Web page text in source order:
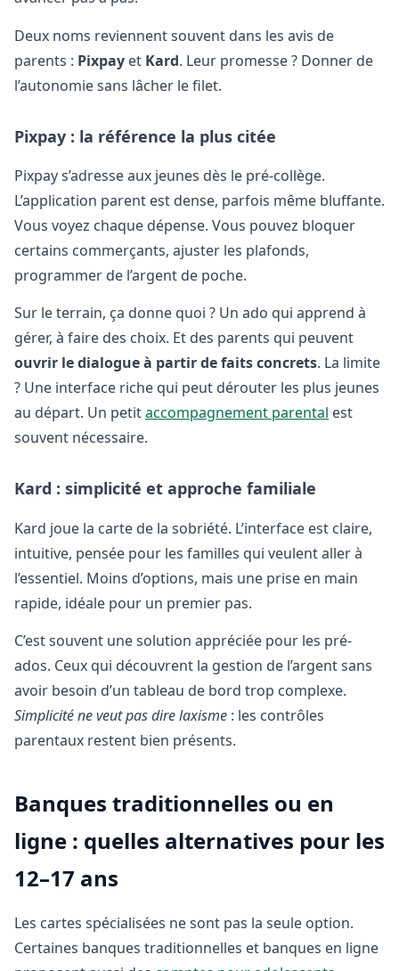
Deux noms reviennent souvent dans les avis de
parents : Pixpay et Kard. Leur promesse ? Donner de
l’autonomie sans lâcher le filet.
Pixpay : la référence la plus citée
Pixpay s’adresse aux jeunes dès le pré-collège.
L’application parent est dense, parfois même bluffante.
Vous voyez chaque dépense. Vous pouvez bloquer
certains commerçants, ajuster les plafonds,
programmer de l’argent de poche.
Sur le terrain, ça donne quoi ? Un ado qui apprend à
gérer, à faire des choix. Et des parents qui peuvent
ouvrir le dialogue à partir de faits concrets. La limite
? Une interface riche qui peut dérouter les plus jeunes
au départ. Un petitaccompagnement parental est
souvent nécessaire.
Kard : simplicité et approche familiale
Kard joue la carte de la sobriété. L’interface est claire,
intuitive, pensée pour les familles qui veulent aller à
l’essentiel. Moins d’options, mais une prise en main
rapide, idéale pour un premier pas.
C’est souvent une solution appréciée pour les pré-
ados. Ceux qui découvrent la gestion de l’argent sans
avoir besoin d’un tableau de bord trop complexe.
Simplicité ne veut pas dire laxisme : les contrôles
parentaux restent bien présents.
Banques traditionnelles ou en
ligne : quelles alternatives pour les
12–17 ans
Les cartes spécialisées ne sont pas la seule option.
Certaines banques traditionnelles et banques en ligne